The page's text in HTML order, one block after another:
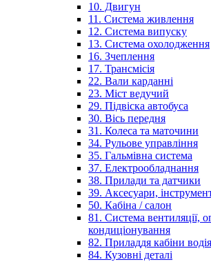
10. Двигун
11. Система живлення
12. Система випуску
13. Система охолодження
16. Зчеплення
17. Трансмісія
22. Вали карданні
23. Міст ведучий
29. Підвіска автобуса
30. Вісь передня
31. Колеса та маточини
34. Рульове управління
35. Гальмівна система
37. Електрообладнання
38. Прилади та датчики
39. Аксесуари,
50. Кабіна / салон
81. Система вентиляції,
кондиціонування
82. Приладдя кабіни водія
84. Кузовні деталі